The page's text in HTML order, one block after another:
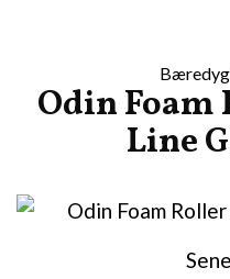
Odin
Line